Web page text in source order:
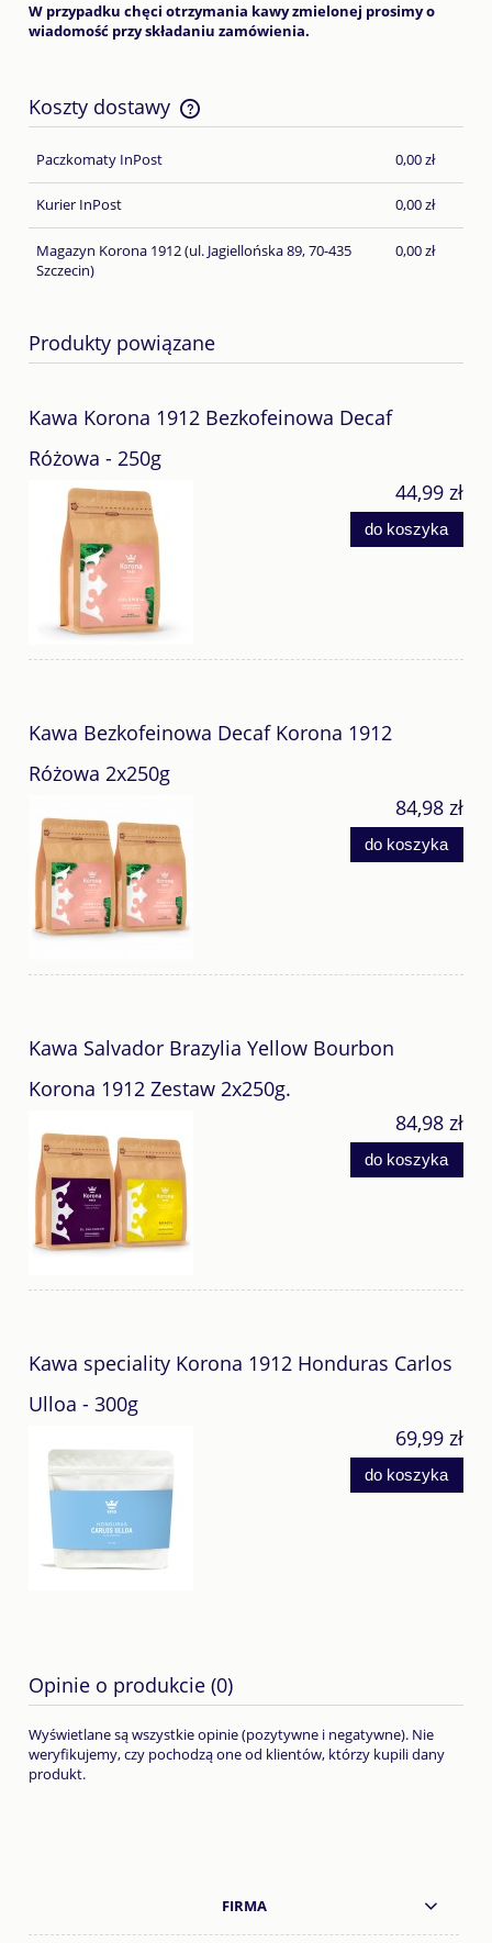
W przypadku chęci otrzymania kawy zmielonej prosimy o
wiadomość przy składaniu zamówienia.
Koszty dostawy
Cena nie zawiera ewentualnych kosztów płatności
Paczkomaty InPost
0,00 zł
Kurier InPost 0,00 zł
Magazyn Korona 1912(ul. Jagiellońska 89, 70-435
Szczecin)
0,00 zł
Produkty powiązane
Kawa Korona 1912 Bezkofeinowa Decaf
Różowa - 250g
44,99 zł
do koszyka
Kawa Bezkofeinowa Decaf Korona 1912
Różowa 2x250g
84,98 zł
do koszyka
Kawa Salvador Brazylia Yellow Bourbon
Korona 1912 Zestaw 2x250g.
84,98 zł
do koszyka
Kawa speciality Korona 1912 Honduras Carlos
Ulloa - 300g
69,99 zł
do koszyka
Opinie o produkcie (0)
Wyświetlane są wszystkie opinie (pozytywne i negatywne). Nie
weryfikujemy, czy pochodzą one od klientów, którzy kupili dany
produkt.
FIRMA